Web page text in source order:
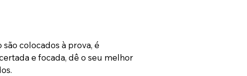
colocados à prova, é
e focada, dê o seu melhor